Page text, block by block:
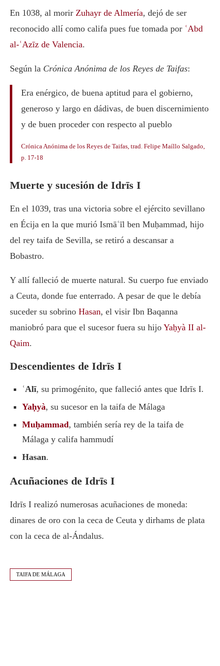
En 1038, al morir Zuhayr de Almería, dejó de ser
reconocido allí como califa pues fue tomada por ʿAbd
al-ʿAzīz de Valencia.
Según la Crónica Anónima de los Reyes de Taifas:
Era enérgico, de buena aptitud para el gobierno,
generoso y largo en dádivas, de buen discernimiento
y de buen proceder con respecto al pueblo
Crónica Anónima de los Reyes de Taifas, trad. Felipe Maíllo Salgado,
p. 17-18
Muerte y sucesión de Idrīs I
En el 1039, tras una victoria sobre el ejército sevillano
en Écija en la que murió Ismāʿīl ben Muḥammad, hijo
del rey taifa de Sevilla, se retiró a descansar a
Bobastro.
Y allí falleció de muerte natural. Su cuerpo fue enviado
a Ceuta, donde fue enterrado. A pesar de que le debía
suceder su sobrino Hasan, el visir Ibn Baqanna
maniobró para que el sucesor fuera su hijo Yaḥyà II al-
Qaim.
Descendientes de Idrīs I
ʿAlī, su primogénito, que falleció antes que Idrīs I.
Yaḥyà, su sucesor en la taifa de Málaga
Muḥammad, también sería rey de la taifa de
Málaga y califa hammudí
Hasan.
Acuñaciones de Idrīs I
Idrīs I realizó numerosas acuñaciones de moneda:
dinares de oro con la ceca de Ceuta y dirhams de plata
con la ceca de al-Ándalus.
TAIFA DE MÁLAGA